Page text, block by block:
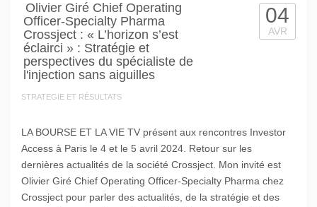
Olivier Giré Chief Operating
Officer-Specialty Pharma
Crossject : « L’horizon s’est
éclairci » : Stratégie et
perspectives du spécialiste de
l'injection sans aiguilles
STRATEGIE ET RÉSULTATS
04
AVR
LA BOURSE ET LA VIE TV présent aux rencontres Investor
Access à Paris le 4 et le 5 avril 2024. Retour sur les
dernières actualités de la société Crossject. Mon invité est
Olivier Giré Chief Operating Officer-Specialty Pharma chez
Crossject pour parler des actualités, de la stratégie et des